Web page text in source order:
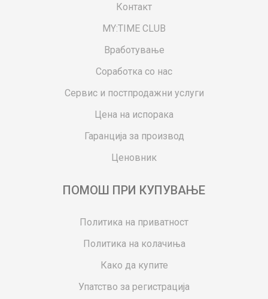
Контакт
MY:TIME CLUB
Вработување
Соработка со нас
Сервис и постпродажни услуги
Цена на испорака
Гаранција за производ
Ценовник
ПОМОШ ПРИ КУПУВАЊЕ
Политика на приватност
Политика на колачиња
Како да купите
Упатство за регистрација